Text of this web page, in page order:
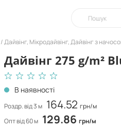
Дайвінг, Мікродайвінг, Дайвінг з
Дайвінг 275 g/m²
В наявності
Роздр. від 3 м 164.52 грн/м
Опт від 60 м 129.86 грн/м